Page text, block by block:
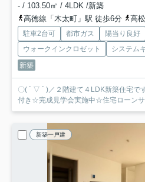
- / 103.50㎡ / 4LDK /新築
高徳線「木太町」駅 徒歩6分
高松
駐車2台可 都市ガス 陽当り良好
ウォークインクロゼット
システム
新築
〇( ´ ▽ ` )／２階建て４LDK新築住宅
付き☆完成見学会実施中☆住宅ローン
新築一戸建